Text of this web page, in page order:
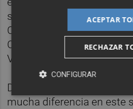
sobre el conjunto nacional.
Comunitat sólo se
Comunidad de Madrid o el
Vasco.
Desde 2012, las regiones
mucha diferencia en este
ACEPTAR
RECHAZAR
CONFIGURAR